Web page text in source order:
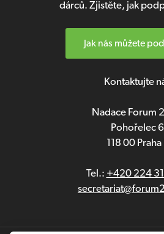
dárců. Zjistěte, jak
Jak nás můžete
Kontaktujte
Nadace Forum
Pohořelec 6
118 00 Praha
Tel.: +420 224